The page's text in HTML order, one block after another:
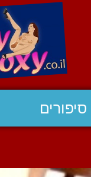
סיפורים